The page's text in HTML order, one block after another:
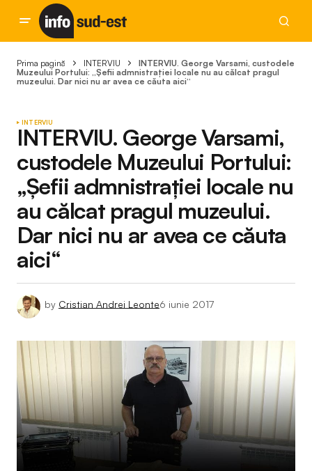
Prima pagină INTERVIU
INTERVIU. George Varsami, custodele
Muzeului Portului: „Șefii admnistrației locale nu au călcat pragul
muzeului. Dar nici nu ar avea ce căuta aici“
INTERVIU
INTERVIU. George Varsami,
custodele Muzeului Portului:
„Șefii admnistrației locale nu
au călcat pragul muzeului.
Dar nici nu ar avea ce căuta
aici“
by Cristian Andrei Leonte6 iunie 2017